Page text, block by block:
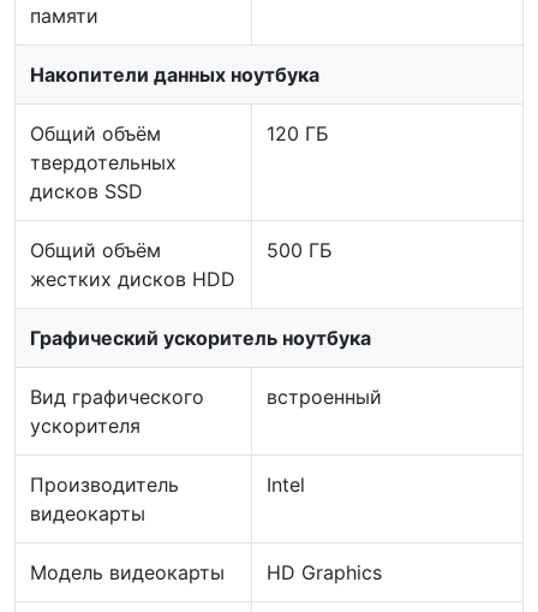
памяти
Накопители данных ноутбука
Общий объём
твердотельных
дисков SSD
120 ГБ
Общий объём
жестких дисков HDD
500 ГБ
Графический ускоритель ноутбука
Вид графического
ускорителя
встроенный
Производитель
видеокарты
Intel
Модель видеокарты HD Graphics